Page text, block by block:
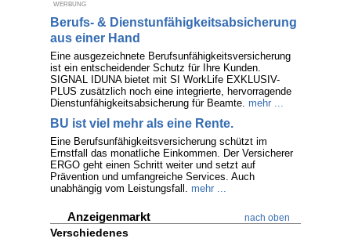
WERBUNG
Berufs- & Dienstunfähigkeitsabsicherung
aus einer Hand
Eine ausgezeichnete Berufsunfähigkeitsversicherung
ist ein entscheidender Schutz für Ihre Kunden.
SIGNAL IDUNA bietet mit SI WorkLife EXKLUSIV-
PLUS zusätzlich noch eine integrierte, hervorragende
Dienstunfähigkeitsabsicherung für Beamte. mehr ...
BU ist viel mehr als eine Rente.
Eine Berufsunfähigkeitsversicherung schützt im
Ernstfall das monatliche Einkommen. Der Versicherer
ERGO geht einen Schritt weiter und setzt auf
Prävention und umfangreiche Services. Auch
unabhängig vom Leistungsfall. mehr ...
Anzeigenmarkt nach oben
Verschiedenes